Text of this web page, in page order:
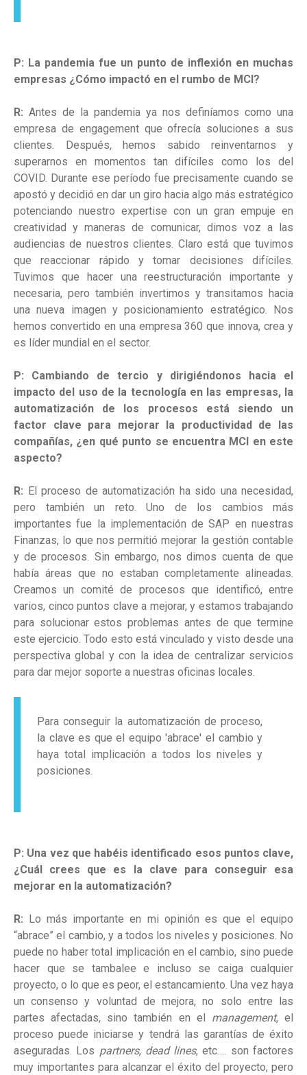
P: La pandemia fue un punto de inflexión en muchas
empresas ¿Cómo impactó en el rumbo de MCI?
R: Antes de la pandemia ya nos definíamos como una
empresa de engagement que ofrecía soluciones a sus
clientes. Después, hemos sabido reinventarnos y
superarnos en momentos tan difíciles como los del
COVID. Durante ese período fue precisamente cuando se
apostó y decidió en dar un giro hacia algo más estratégico
potenciando nuestro expertise con un gran empuje en
creatividad y maneras de comunicar, dimos voz a las
audiencias de nuestros clientes. Claro está que tuvimos
que reaccionar rápido y tomar decisiones difíciles.
Tuvimos que hacer una reestructuración importante y
necesaria, pero también invertimos y transitamos hacia
una nueva imagen y posicionamiento estratégico. Nos
hemos convertido en una empresa 360 que innova, crea y
es líder mundial en el sector.
P: Cambiando de tercio y dirigiéndonos hacia el
impacto del uso de la tecnología en las empresas, la
automatización de los procesos está siendo un
factor clave para mejorar la productividad de las
compañías, ¿en qué punto se encuentra MCI en este
aspecto?
R: El proceso de automatización ha sido una necesidad,
pero también un reto. Uno de los cambios más
importantes fue la implementación de SAP en nuestras
Finanzas, lo que nos permitió mejorar la gestión contable
y de procesos. Sin embargo, nos dimos cuenta de que
había áreas que no estaban completamente alineadas.
Creamos un comité de procesos que identificó, entre
varios, cinco puntos clave a mejorar, y estamos trabajando
para solucionar estos problemas antes de que termine
este ejercicio. Todo esto está vinculado y visto desde una
perspectiva global y con la idea de centralizar servicios
para dar mejor soporte a nuestras oficinas locales.
Para conseguir la automatización de proceso,
la clave es que el equipo 'abrace' el cambio y
haya total implicación a todos los niveles y
posiciones.
P: Una vez que habéis identificado esos puntos clave,
¿Cuál crees que es la clave para conseguir esa
mejorar en la automatización?
R: Lo más importante en mi opinión es que el equipo
“abrace” el cambio, y a todos los niveles y posiciones. No
puede no haber total implicación en el cambio, sino puede
hacer que se tambalee e incluso se caiga cualquier
proyecto, o lo que es peor, el estancamiento. Una vez haya
un consenso y voluntad de mejora, no solo entre las
partes afectadas, sino también en el management, el
proceso puede iniciarse y tendrá las garantías de éxito
aseguradas. Los partners, dead lines, etc…. son factores
muy importantes para alcanzar el éxito del proyecto, pero